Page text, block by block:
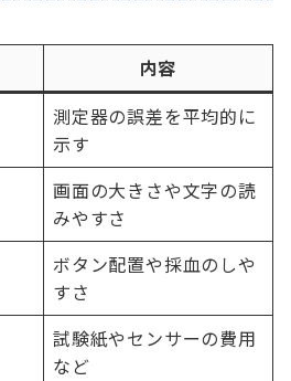
内容
測定器の誤差を平均的に
示す
画面の大きさや文字の読
みやすさ
ボタン配置や採血のしや
すさ
試験紙やセンサーの費用
など